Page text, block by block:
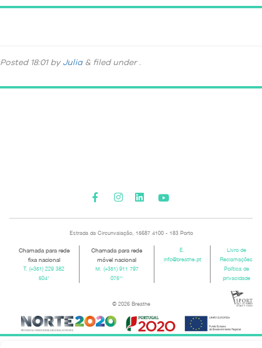
Posted 18:01by Julia & filed under .
Estrada da Circunvalação, 15687 4100 - 183 Porto
Chamada para rede
fixa nacional
T.(+351) 229 382
504*
Chamada para rede
móvel nacional
M. (+351) 911 797
075**
E.
info@breathe.pt
Livro de
Reclamações
Política de
privacidade
© 2026 Breathe